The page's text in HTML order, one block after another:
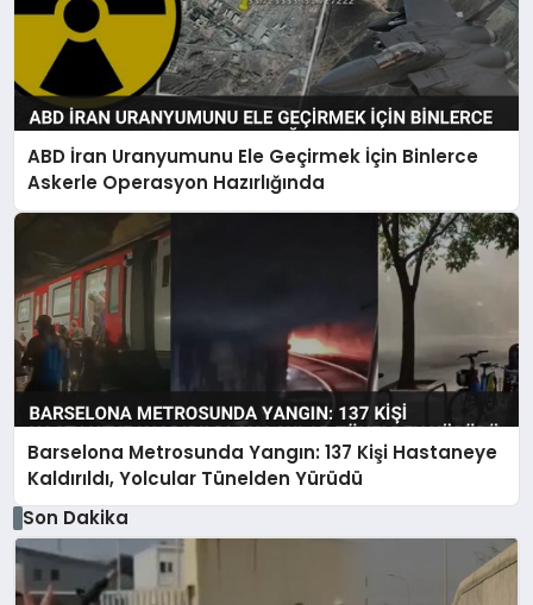
ABD İran Uranyumunu Ele Geçirmek İçin Binlerce
Askerle Operasyon Hazırlığında
Barselona Metrosunda Yangın: 137 Kişi Hastaneye
Kaldırıldı, Yolcular Tünelden Yürüdü
Son Dakika